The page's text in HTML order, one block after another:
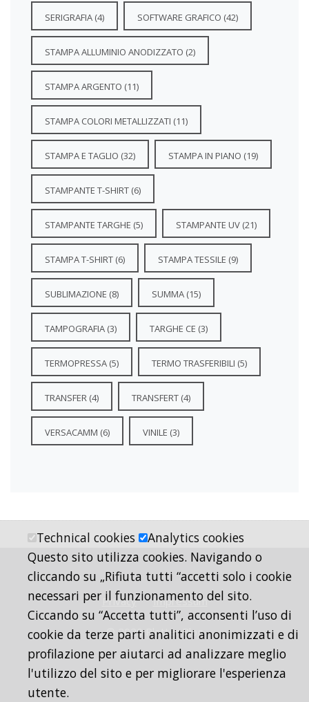
Technical cookies
Analytics cookies
Questo sito utilizza cookies. Navigando o
cliccando su „Rifiuta tutti “accetti solo i cookie
necessari per il funzionamento del sito.
Ciccando su “Accetta tutti”, acconsenti l’uso di
cookie da terze parti analitici anonimizzati e di
profilazione per aiutarci ad analizzare meglio
l'utilizzo del sito e per migliorare l'esperienza
utente.
SERIGRAFIA (4) SOFTWARE GRAFICO (42)
STAMPA ALLUMINIO ANODIZZATO (2)
STAMPA ARGENTO (11)
STAMPA COLORI METALLIZZATI (11)
STAMPA E TAGLIO (32) STAMPA IN PIANO (19)
STAMPANTE T-SHIRT (6)
STAMPANTE TARGHE (5) STAMPANTE UV (21)
STAMPA T-SHIRT (6) STAMPA TESSILE (9)
SUBLIMAZIONE (8) SUMMA (15)
TAMPOGRAFIA (3) TARGHE CE (3)
TERMOPRESSA (5) TERMO TRASFERIBILI (5)
TRANSFER (4) TRANSFERT (4)
VERSACAMM (6) VINILE (3)
Privacy Impressum
© 2020 Plotter Blog